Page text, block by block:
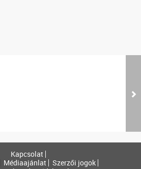
Kapcsolat
Médiaajánlat
Szerzői jogok